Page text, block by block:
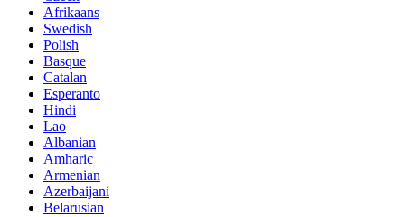
Afrikaans
Swedish
Polish
Basque
Catalan
Esperanto
Hindi
Lao
Albanian
Amharic
Armenian
Azerbaijani
Belarusian